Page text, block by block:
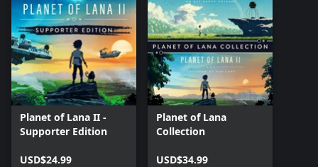
Planet of Lana II -
Supporter Edition
USD$24.99
Planet of Lana
Collection
USD$34.99